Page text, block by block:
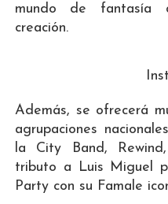
mundo de fantasía
creación.
Además, se ofrecerá
agrupaciones
la City Band,
tributo a Luis Miguel
Party con su Famale